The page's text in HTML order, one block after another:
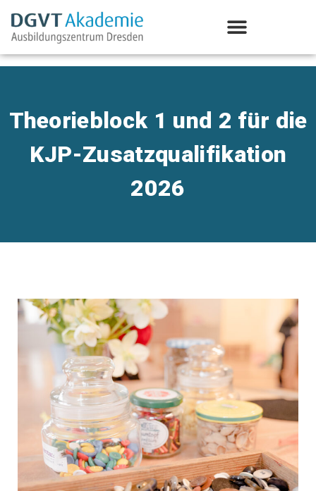
Theorieblock 1 und 2 für die
KJP-Zusatzqualifikation
2026